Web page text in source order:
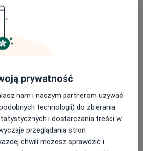
Konsultacja nefrologiczna
konsultacja gastrologiczna
prywatność
nam i naszym partnerom używać
technologii) do zbierania
i dostarczania treści w
przeglądania stron
chwili możesz sprawdzić i